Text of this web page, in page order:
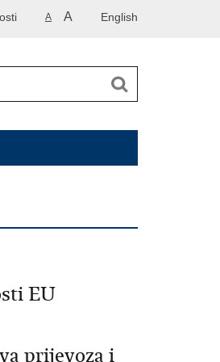
English
A A
EU
prijevoza i